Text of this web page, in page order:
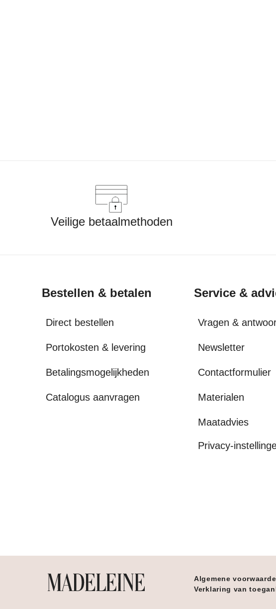
Veilige betaalmethoden
Bestellen & betalen
Direct bestellen
Portokosten & levering
Betalingsmogelijkheden
Catalogus aanvragen
Service &
Vragen &
Newsletter
Contactformulier
Materialen
Maatadvies
Privacy-
Algemene
Verklaring van